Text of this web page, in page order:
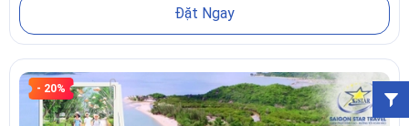
Đặt Ngay
- 20%